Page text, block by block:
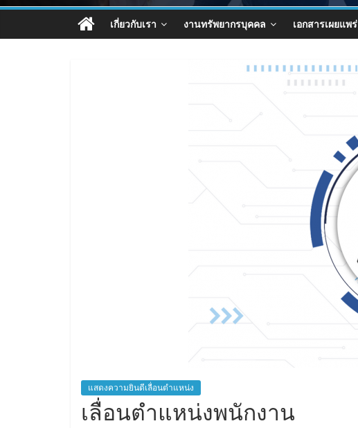
เกี่ยวกับเรา งานทรัพยากรบุคคล เอกสารเผยแพร่
แสดงความยินดีเลื่อนตำแหน่ง
เลื่อนตำแหน่งพนักงาน